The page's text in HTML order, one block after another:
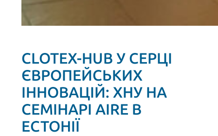
CLOTEX-HUB У СЕРЦІ
ЄВРОПЕЙСЬКИХ
ІННОВАЦІЙ: ХНУ НА
СЕМІНАРІ AIRE В
ЕСТОНІЇ